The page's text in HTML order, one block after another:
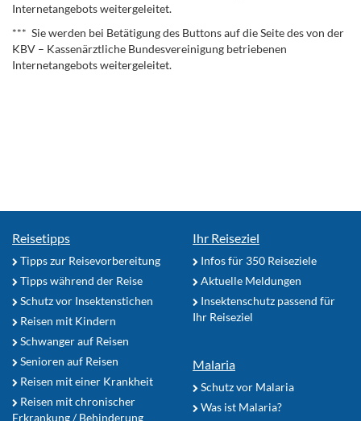
Internetangebots weitergeleitet.
*** Sie werden bei Betätigung des Buttons auf die Seite des von der
KBV – Kassenärztliche Bundesvereinigung betriebenen
Internetangebots weitergeleitet.
Reisetipps
Tipps zur Reisevorbereitung
Tipps während der Reise
Schutz vor Insektenstichen
Reisen mit Kindern
Schwanger auf Reisen
Senioren auf Reisen
Reisen mit einer Krankheit
Reisen mit chronischer
Erkrankung / Behinderung
Ihr Reiseziel
Infos für 350 Reiseziele
Aktuelle Meldungen
Insektenschutz passend für
Ihr Reiseziel
Malaria
Schutz vor Malaria
Was ist Malaria?